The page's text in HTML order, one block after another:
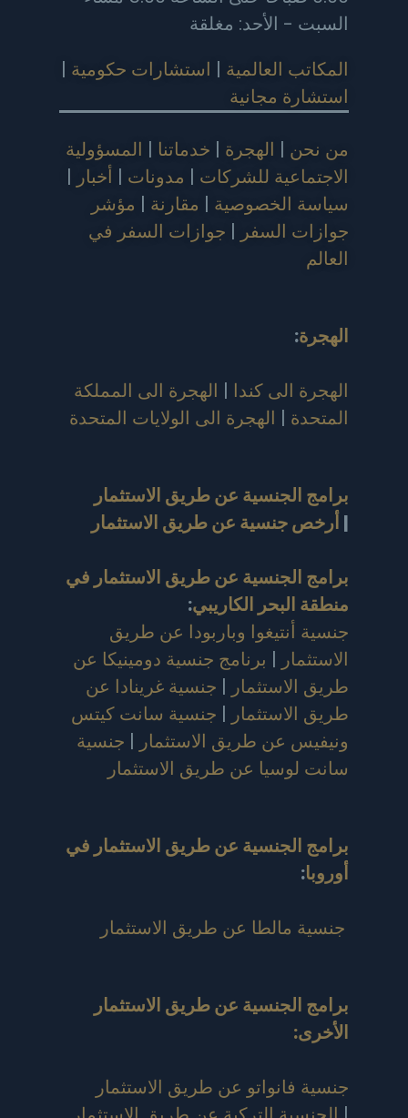
السبت - الأحد: مغلقة
المكاتب العالمية | استشارات حكومية |
استشارة مجانية
من نحن | الهجرة | خدماتنا | المسؤولية
الاجتماعية للشركات | مدونات | أخبار |
سياسة الخصوصية | مقارنة | مؤشر
جوازات السفر | جوازات السفر في
العالم
الهجرة:
الهجرة الى كندا | الهجرة الى المملكة
المتحدة | الهجرة الى الولايات المتحدة
برامج الجنسية عن طريق الاستثمار
|أرخص جنسية عن طريق الاستثمار
برامج الجنسية عن طريق الاستثمار في
منطقة البحر الكاريبي:
جنسية أنتيغوا وباربودا عن طريق
الاستثمار | برنامج جنسية دومينيكا عن
طريق الاستثمار | جنسية غرينادا عن
طريق الاستثمار | جنسية سانت كيتس
ونيفيس عن طريق الاستثمار | جنسية
سانت لوسيا عن طريق الاستثمار
برامج الجنسية عن طريق الاستثمار في
أوروبا:
جنسية مالطا عن طريق الاستثمار
برامج الجنسية عن طريق الاستثمار
الأخرى:
جنسية فانواتو عن طريق الاستثمار